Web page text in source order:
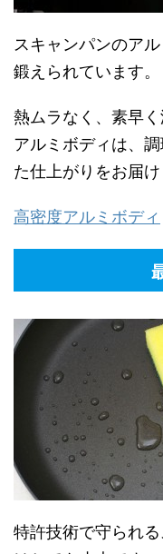
ステンレス
フェノール樹脂
デンマーク王国
＜対応熱源＞
オーブン
セラミックヒー
ソリーッドプレ
ハロゲンヒーター
（IHクッキング
＜お求め＞
ステンレス
フェノール樹脂
デンマーク王国
＜対応熱源＞
オーブン
セラミックヒー
ソリーッドプレ
ハロゲンヒーター
（IHクッキング
＜お求め＞
ステンレス
フェノール樹脂
デンマーク王国
＜対応熱源＞
オーブン
セラミックヒー
ソリーッドプレ
ハロゲンヒーター
（IHクッキング
＜お求め＞
ステンレス
フェノール樹脂
デンマーク王国
＜対応熱源＞
オーブン
セラミックヒー
ソリーッドプレ
ハロゲンヒーター
（IHクッキング
＜お求め＞
スキャンパンのア
鍛えられています。
熱ムラなく、素早
アルミボディは、
た仕上がりをお届け
高密度アルミボディ
特許技術で守られ